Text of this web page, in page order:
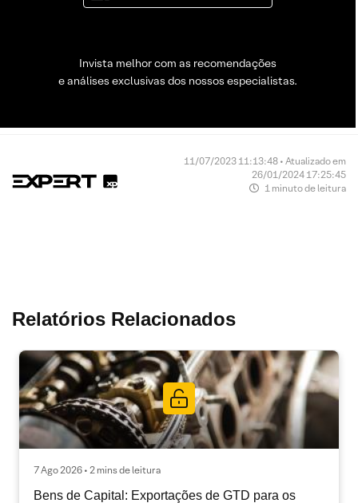
Invista melhor com as recomendações
e análises exclusivas dos nossos especialistas.
11/07/2023 11:13:48 • Atualizado em
26/01/2024 17:25:45
1 minuto de leitura
Relatórios Relacionados
7 Ago 2026 • 2 mins de leitura
Bens de Capital: Exportações de GTD para os